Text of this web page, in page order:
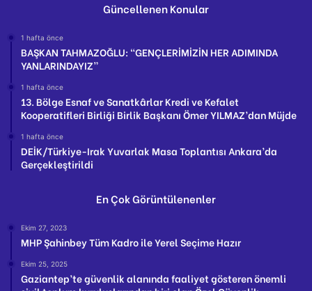
Güncellenen Konular
1 hafta önce
BAŞKAN TAHMAZOĞLU: “GENÇLERİMİZİN HER ADIMINDA
YANLARINDAYIZ”
1 hafta önce
13. Bölge Esnaf ve Sanatkârlar Kredi ve Kefalet
Kooperatifleri Birliği Birlik Başkanı Ömer YILMAZ’dan Müjde
1 hafta önce
DEİK/Türkiye-Irak Yuvarlak Masa Toplantısı Ankara’da
Gerçekleştirildi
En Çok Görüntülenenler
Ekim 27, 2023
MHP Şahinbey Tüm Kadro ile Yerel Seçime Hazır
Ekim 25, 2025
Gaziantep’te güvenlik alanında faaliyet gösteren önemli